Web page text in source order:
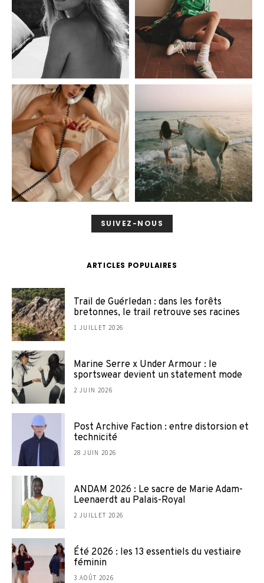
SUIVEZ-NOUS
ARTICLES POPULAIRES
Trail de Guérledan : dans les forêts
bretonnes, le trail retrouve ses racines
1 JUILLET 2026
Marine Serre x Under Armour : le
sportswear devient un statement mode
2 JUIN 2026
Post Archive Faction : entre distorsion et
technicité
28 JUIN 2026
ANDAM 2026 : Le sacre de Marie Adam-
Leenaerdt au Palais-Royal
2 JUILLET 2026
Été 2026 : les 13 essentiels du vestiaire
féminin
3 AOÛT 2026